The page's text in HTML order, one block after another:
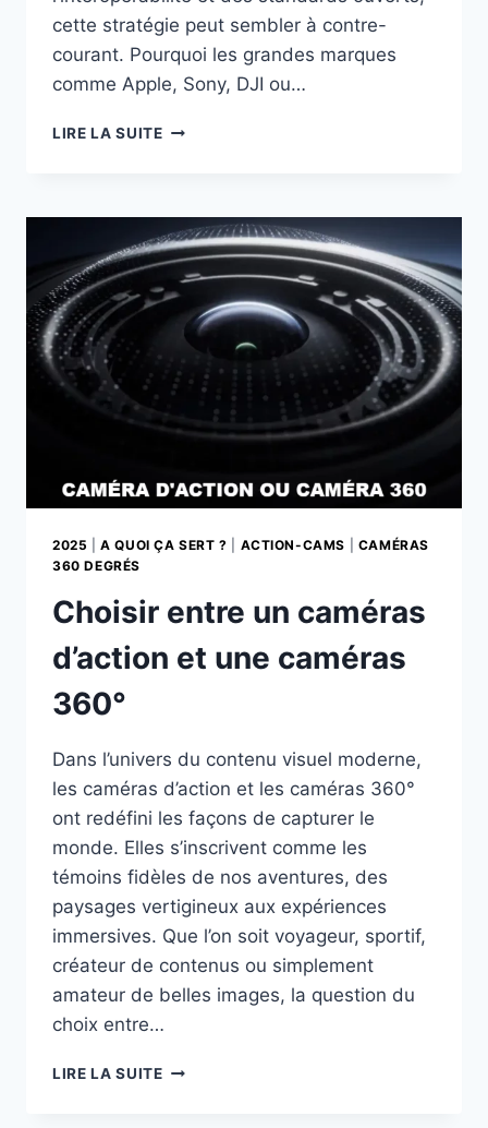
cette stratégie peut sembler à contre-
courant. Pourquoi les grandes marques
comme Apple, Sony, DJI ou…
LIRE LA SUITEPOURQUOI
LES
FORMATS
PROPRIÉTAIRES
2025 |A QUOI ÇA SERT ? ACTION-CAMS
CAMÉRAS
360 DEGRÉS
Choisir entre un caméras
d’action et une caméras
360°
Dans l’univers du contenu visuel moderne,
les caméras d’action et les caméras 360°
ont redéfini les façons de capturer le
monde. Elles s’inscrivent comme les
témoins fidèles de nos aventures, des
paysages vertigineux aux expériences
immersives. Que l’on soit voyageur, sportif,
créateur de contenus ou simplement
amateur de belles images, la question du
choix entre…
LIRE LA SUITECHOISIR